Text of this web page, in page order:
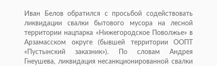
Иван Белов обратился с просьбой содействовать
ликвидации свалки бытового мусора на лесной
территории нацпарка «Нижегородское Поволжье» в
Арзамасском округе (бывшей территории ООПТ
«Пустынский заказник»). По словам Андрея
Гнеушева, ликвидация несанкционированной свалки